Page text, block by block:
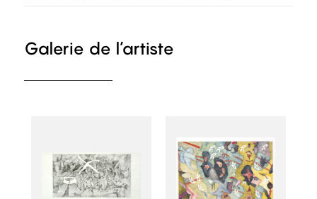
Galerie de l’artiste